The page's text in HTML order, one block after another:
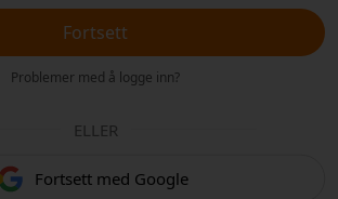
Fortsett
Problemer med å logge inn?
ELLER
Fortsett med Google